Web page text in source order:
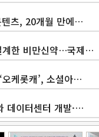
텐츠, 20개월 만에…
계한 비만신약…국제…
케롯캐’, 소셜아…
데이터센터 개발·…